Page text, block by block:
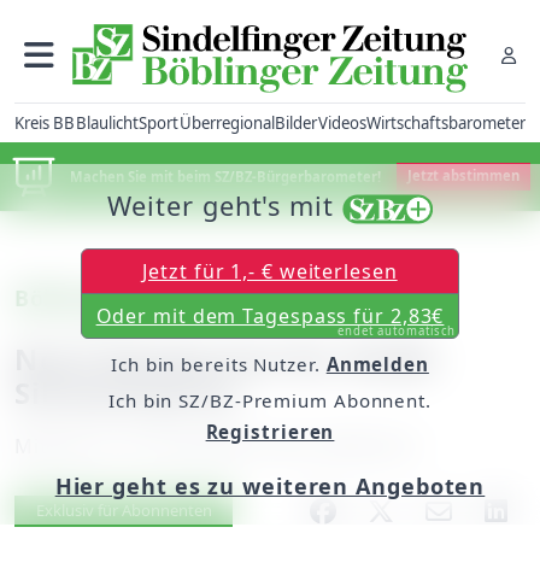
Kreis BBBlaulichtSportÜberregionalBilderVideosWirtschaftsbarometer
Machen Sie mit beim SZ/BZ-Bürgerbarometer! Jetzt abstimmen
Böblingen
Noch Restkarten für SZ/BZ-
Silvesterparty
Mittwoch, 24. Dezember 2014, 00:00 Uhr
Artikel vorlesen
Exklusiv für Abonnenten
Weiter geht's mit
Jetzt für 1,- € weiterlesen
Oder mit dem Tagespass für 2,83€
endet automatisch
Ich bin bereits Nutzer. Anmelden
Ich bin SZ/BZ-Premium Abonnent.
Registrieren
Hier geht es zu weiteren Angeboten